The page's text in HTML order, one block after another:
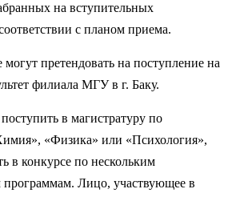
на вступительных
с планом приема.
претендовать на поступление на
филиала МГУ в г. Баку.
в магистратуру по
«Физика» или «Психология»,
в конкурсе по нескольким
программам. Лицо, участвующее в